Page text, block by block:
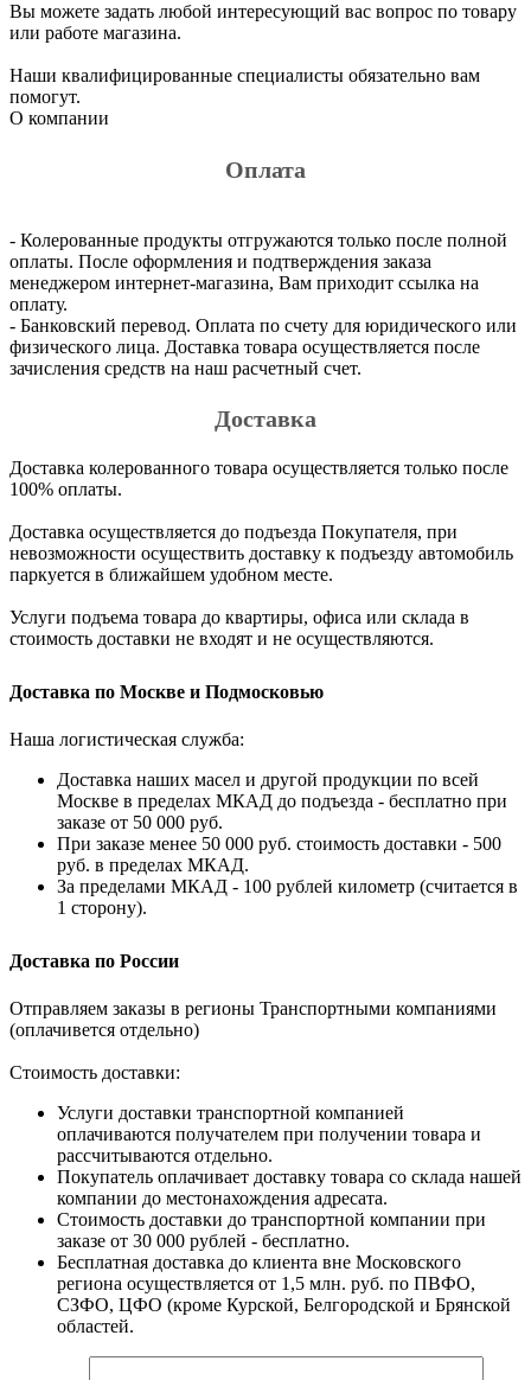
Вы можете задать любой интересующий вас вопрос по товару
или работе магазина.
Наши квалифицированные специалисты обязательно вам
помогут.
О компании
Оплата
- Колерованные продукты отгружаются только после полной
оплаты. После оформления и подтверждения заказа
менеджером интернет-магазина, Вам приходит ссылка на
оплату.
- Банковский перевод. Оплата по счету для юридического или
физического лица. Доставка товара осуществляется после
зачисления средств на наш расчетный счет.
Доставка
Доставка колерованного товара осуществляется только после
100% оплаты.
Доставка осуществляется до подъезда Покупателя, при
невозможности осуществить доставку к подъезду автомобиль
паркуется в ближайшем удобном месте.
Услуги подъема товара до квартиры, офиса или склада в
стоимость доставки не входят и не осуществляются.
Доставка по Москве и Подмосковью
Наша логистическая служба:
Доставка наших масел и другой продукции по всей
Москве в пределах МКАД до подъезда - бесплатно при
заказе от 50 000 руб.
При заказе менее 50 000 руб. стоимость доставки - 500
руб. в пределах МКАД.
За пределами МКАД - 100 рублей километр (считается в
1 сторону).
Доставка по России
Отправляем заказы в регионы Транспортными компаниями
(оплачивется отдельно)
Стоимость доставки:
Услуги доставки транспортной компанией
оплачиваются получателем при получении товара и
рассчитываются отдельно.
Покупатель оплачивает доставку товара со склада нашей
компании до местонахождения адресата.
Стоимость доставки до транспортной компании при
заказе от 30 000 рублей - бесплатно.
Бесплатная доставка до клиента вне Московского
региона осуществляется от 1,5 млн. руб. по ПВФО,
СЗФО, ЦФО (кроме Курской, Белгородской и Брянской
областей.